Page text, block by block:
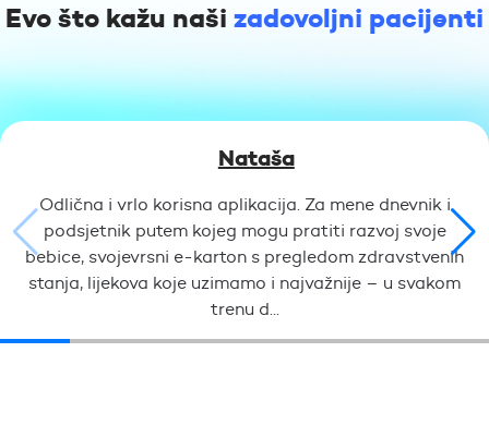
Evo što kažu naši zadovoljni pacijenti
Nataša
Odlična i vrlo korisna aplikacija. Za mene dnevnik i
podsjetnik putem kojeg mogu pratiti razvoj svoje
bebice, svojevrsni e-karton s pregledom zdravstvenih
stanja, lijekova koje uzimamo i najvažnije – u svakom
trenu d...